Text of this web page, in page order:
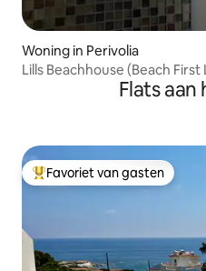
Woning in Perivolia
Lills Beachhouse (Beach First
Flats
Topfavoriet van gasten
Favoriet van gasten